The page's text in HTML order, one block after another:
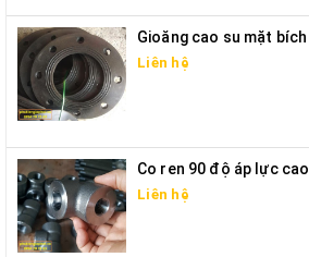
Gioăng cao su mặt bích
Liên hệ
Co ren 90 độ áp lực cao
Liên hệ